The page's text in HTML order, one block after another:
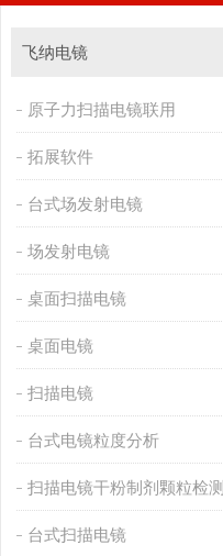
飞纳电镜
原子力扫描电镜联用
拓展软件
台式场发射电镜
场发射电镜
桌面扫描电镜
桌面电镜
扫描电镜
台式电镜粒度分析
扫描电镜干粉制剂颗粒检测
台式扫描电镜